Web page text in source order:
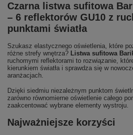
Czarna listwa sufitowa
– 6 reflektorów GU10 z
punktami światła
Szukasz elastycznego oświetlenia, które
różne strefy wnętrza? Listwa sufitowa
ruchomymi reflektorami to rozwiązanie,
kierunkiem światła i sprawdza się w
aranżacjach.
Dzięki siedmiu niezależnym punktom
zarówno równomierne oświetlenie całego
zaakcentować wybrane elementy wystroju.
Najważniejsze korzyści